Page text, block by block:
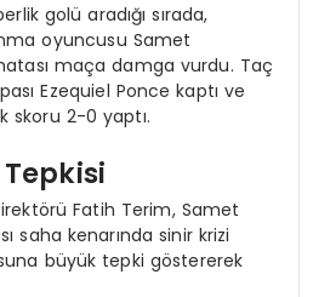
golü aradığı sırada,
oyuncusu Samet
maça damga vurdu. Taç
Ezequiel Ponce kaptı ve
skoru 2-0 yaptı.
Fatih Terim, Samet
saha kenarında sinir krizi
büyük tepki göstererek